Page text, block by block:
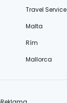
Travel Service
Malta
Rím
Mallorca